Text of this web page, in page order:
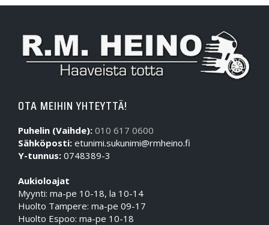
OTA MEIHIN YHTEYTTÄ!
Puhelin (Vaihde): 010 617 0600
Sähköposti: etunimi.sukunimi@rmheino.fi
Y-tunnus: 0748389-3
Aukioloajat
Myynti: ma-pe 10-18, la 10-14
Huolto Tampere: ma-pe 09-17
Huolto Espoo: ma-pe 10-18